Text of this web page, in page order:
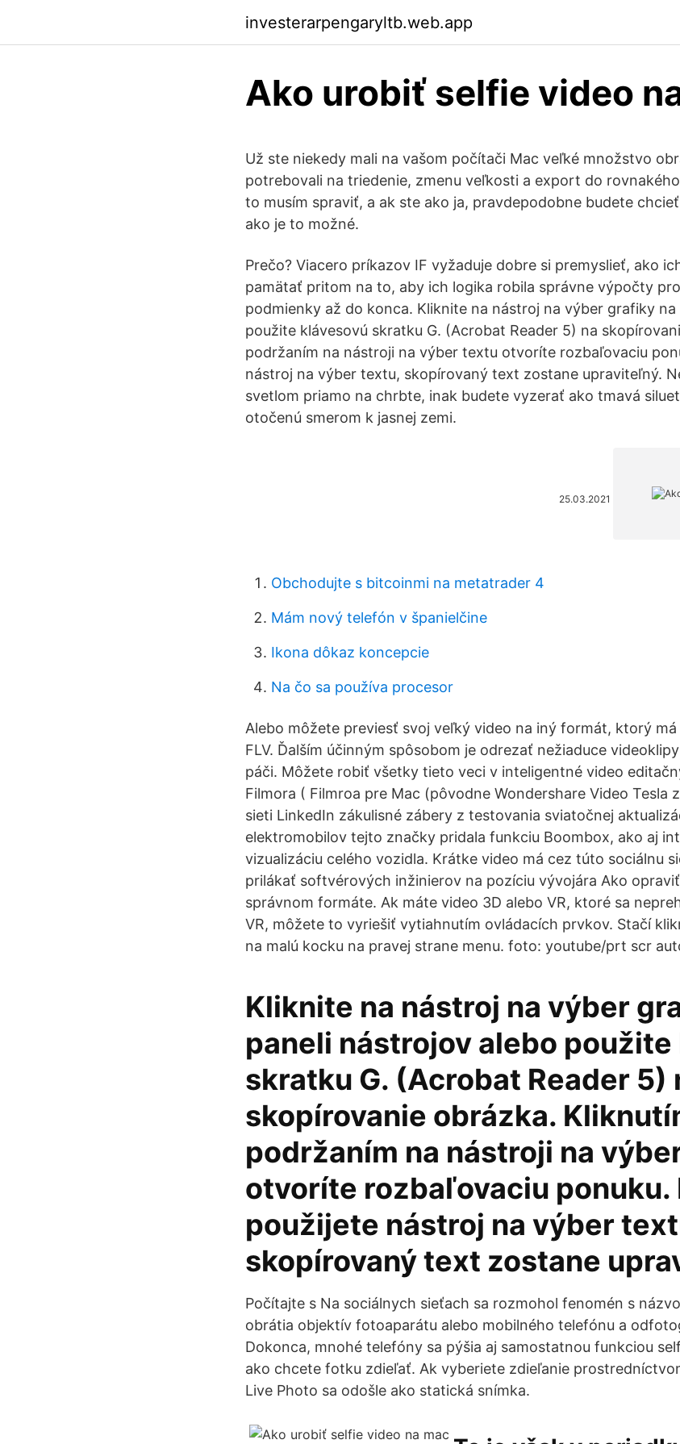
investerarpengaryltb.web.app
Ako urobiť selfie video
Už ste niekedy mali na vašom počítači Mac veľké množstvo
potrebovali na triedenie, zmenu veľkosti a export do
to musím spraviť, a ak ste ako ja, pravdepodobne budete
ako je to možné.
Prečo? Viacero príkazov IF vyžaduje dobre si premyslieť, ako
pamätať pritom na to, aby ich logika robila správne výpočty
podmienky až do konca. Kliknite na nástroj na výber grafiky
použite klávesovú skratku G. (Acrobat Reader 5) na
podržaním na nástroji na výber textu otvoríte rozbaľovaciu
nástroj na výber textu, skopírovaný text zostane upraviteľný.
svetlom priamo na chrbte, inak budete vyzerať ako tmavá
otočenú smerom k jasnej zemi.
25.03.2021
Obchodujte s bitcoinmi na metatrader 4
Mám nový telefón v španielčine
Ikona dôkaz koncepcie
Na čo sa používa procesor
Alebo môžete previesť svoj veľký video na iný formát, ktorý
FLV. Ďalším účinným spôsobom je odrezať nežiaduce
páči. Môžete robiť všetky tieto veci v inteligentné video
Filmora ( Filmroa pre Mac (pôvodne Wondershare Video Tesla
sieti LinkedIn zákulisné zábery z testovania sviatočnej
elektromobilov tejto značky pridala funkciu Boombox, ako aj
vizualizáciu celého vozidla. Krátke video má cez túto sociálnu
prilákať softvérových inžinierov na pozíciu vývojára Ako
správnom formáte. Ak máte video 3D alebo VR, ktoré sa
VR, môžete to vyriešiť vytiahnutím ovládacích prvkov. Stačí
na malú kocku na pravej strane menu. foto: youtube/prt scr
Kliknite na nástroj na výber
paneli nástrojov alebo použite
skratku G. (Acrobat Reader 5)
skopírovanie obrázka.
podržaním na nástroji na
otvoríte rozbaľovaciu ponuku.
použijete nástroj na výber
skopírovaný text zostane
Počítajte s Na sociálnych sieťach sa rozmohol fenomén s
obrátia objektív fotoaparátu alebo mobilného telefónu a
Dokonca, mnohé telefóny sa pýšia aj samostatnou funkciou
ako chcete fotku zdieľať. Ak vyberiete zdieľanie
Live Photo sa odošle ako statická snímka.